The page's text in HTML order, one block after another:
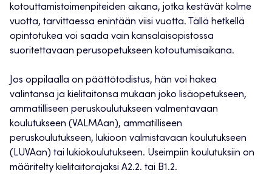
kotouttamistoimenpiteiden aikana, jotka kestävät kolme
vuotta, tarvittaessa enintään viisi vuotta. Tällä hetkellä
opintotukea voi saada vain kansalaisopistossa
suoritettavaan perusopetukseen kotoutumisaikana.
Jos oppilaalla on päättötodistus, hän voi hakea
valintansa ja kielitaitonsa mukaan joko lisäopetukseen,
ammatilliseen peruskoulutukseen valmentavaan
koulutukseen (VALMAan), ammatilliseen
peruskoulutukseen, lukioon valmistavaan koulutukseen
(LUVAan) tai lukiokoulutukseen. Useimpiin koulutuksiin on
määritelty kielitaitorajaksi A2.2. tai B1.2.